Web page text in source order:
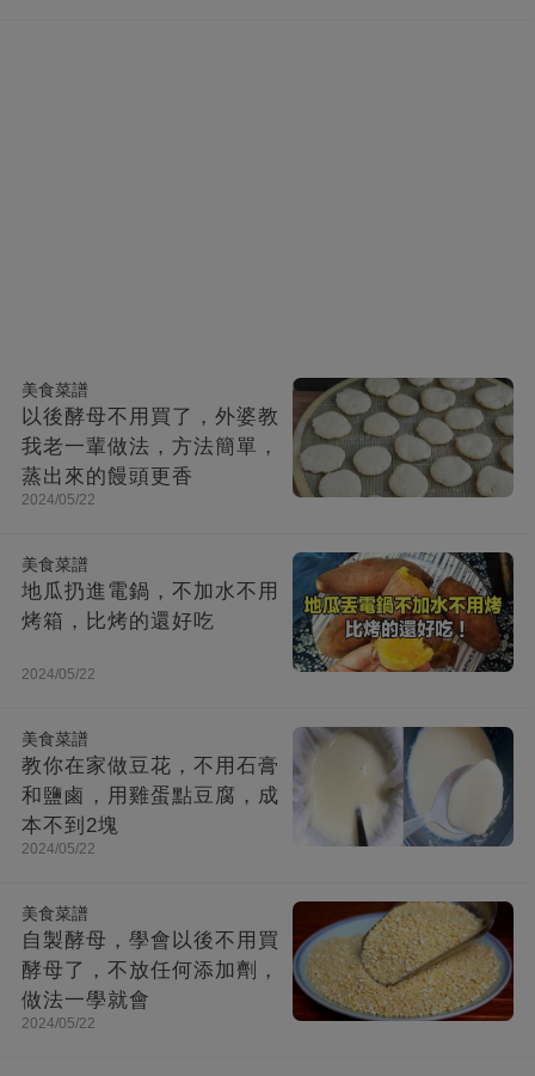
美食菜譜
以後酵母不用買了，外婆教
我老一輩做法，方法簡單，
蒸出來的饅頭更香
2024/05/22
美食菜譜
地瓜扔進電鍋，不加水不用
烤箱，比烤的還好吃
2024/05/22
美食菜譜
教你在家做豆花，不用石膏
和鹽鹵，用雞蛋點豆腐，成
本不到2塊
2024/05/22
美食菜譜
自製酵母，學會以後不用買
酵母了，不放任何添加劑，
做法一學就會
2024/05/22